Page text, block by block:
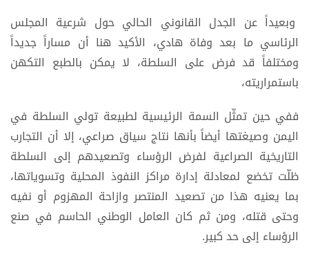
وبعيداً عن الجدل القانوني الحالي حول شرعية المجلس
الرئاسي ما بعد وفاة هادي، الأكيد هنا أن مساراً جديداً
ومختلفاً قد فرض على السلطة، لا يمكن بالطبع التكهن
باستمراريته،
ففي حين تمثّل السمة الرئيسية لطبيعة تولي السلطة في
اليمن وصيغتها أيضاً بأنها نتاج سياق صراعي، إلا أن التجارب
التاريخية الصراعية لفرض الرؤساء وتصعيدهم إلى السلطة
ظلّت تخضع لمعادلة إدارة مراكز النفوذ المحلية وتسوياتها،
بما يعنيه هذا من تصعيد المنتصر وازاحة المهزوم أو نفيه
وحتى قتله، ومن ثم كان العامل الوطني الحاسم في صنع
الرؤساء إلى حد كبير.